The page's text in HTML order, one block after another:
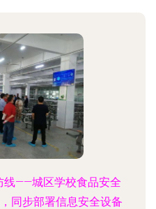
线——城区学校食品安全
同步部署信息安全设备